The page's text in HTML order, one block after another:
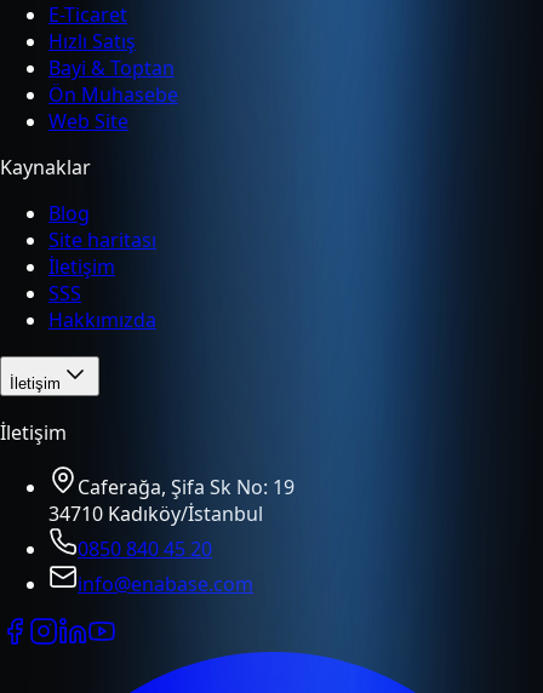
E-Ticaret
Hızlı Satış
Bayi & Toptan
Ön Muhasebe
Web Site
Kaynaklar
Blog
Site haritası
İletişim
SSS
Hakkımızda
İletişim
İletişim
Caferağa, Şifa Sk No: 19
34710 Kadıköy/İstanbul
0850 840 45 20
info@enabase.com